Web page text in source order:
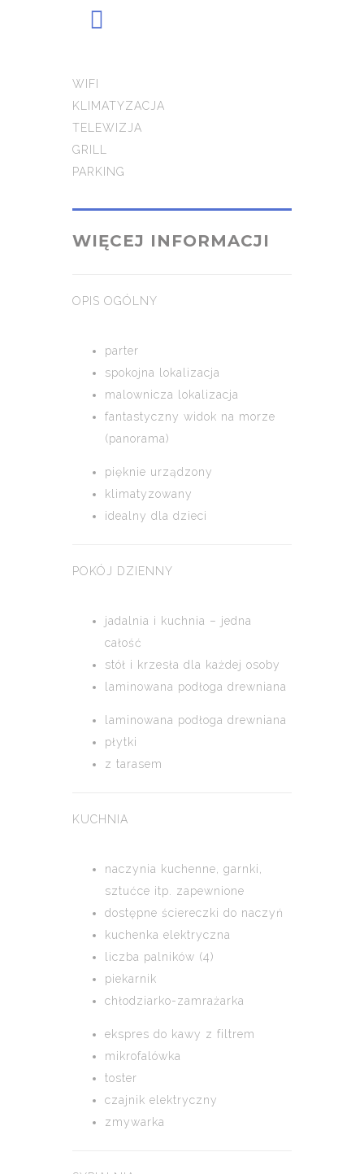
WIFI
KLIMATYZACJA
TELEWIZJA
GRILL
PARKING
WIĘCEJ INFORMACJI
OPIS OGÓLNY
parter
spokojna lokalizacja
malownicza lokalizacja
fantastyczny widok na morze
(panorama)
pięknie urządzony
klimatyzowany
idealny dla dzieci
POKÓJ DZIENNY
jadalnia i kuchnia – jedna
całość
stół i krzesła dla każdej osoby
laminowana podłoga drewniana
laminowana podłoga drewniana
płytki
z tarasem
KUCHNIA
naczynia kuchenne, garnki,
sztućce itp. zapewnione
dostępne ściereczki do naczyń
kuchenka elektryczna
liczba palników (4)
piekarnik
chłodziarko-zamrażarka
ekspres do kawy z filtrem
mikrofalówka
toster
czajnik elektryczny
zmywarka